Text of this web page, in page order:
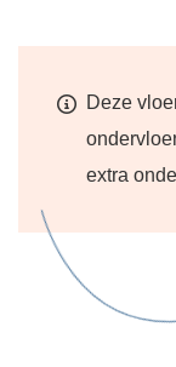
Deze
extra